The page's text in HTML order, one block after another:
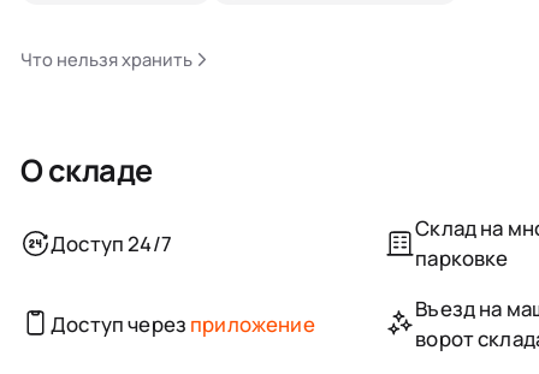
Что нельзя хранить
О складе
Доступ 24/7
Склад на
парковке
Доступ через приложение
Въезд на
ворот